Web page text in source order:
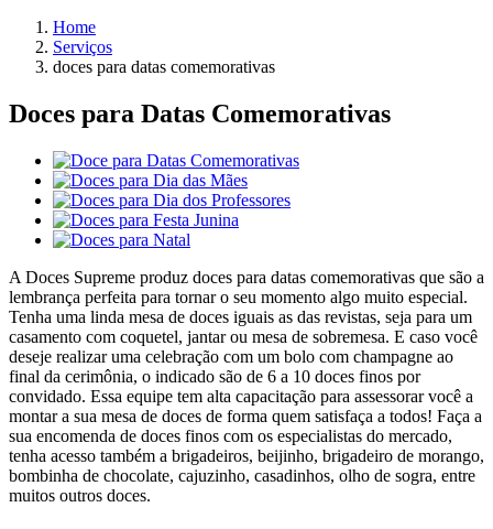
Home
Serviços
doces para datas comemorativas
Doces para Datas Comemorativas
A Doces Supreme produz doces para datas comemorativas que são a
lembrança perfeita para tornar o seu momento algo muito especial.
Tenha uma linda mesa de doces iguais as das revistas, seja para um
casamento com coquetel, jantar ou mesa de sobremesa. E caso você
deseje realizar uma celebração com um bolo com champagne ao
final da cerimônia, o indicado são de 6 a 10 doces finos por
convidado. Essa equipe tem alta capacitação para assessorar você a
montar a sua mesa de doces de forma quem satisfaça a todos! Faça a
sua encomenda de doces finos com os especialistas do mercado,
tenha acesso também a brigadeiros, beijinho, brigadeiro de morango,
bombinha de chocolate, cajuzinho, casadinhos, olho de sogra, entre
muitos outros doces.